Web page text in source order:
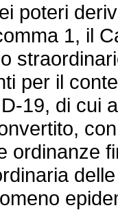
1, il
per il
19, di cui
ordinanze